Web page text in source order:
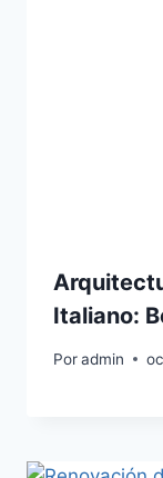
Italiano:
Poradmin